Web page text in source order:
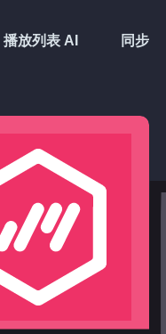
播放列表 AI 同步